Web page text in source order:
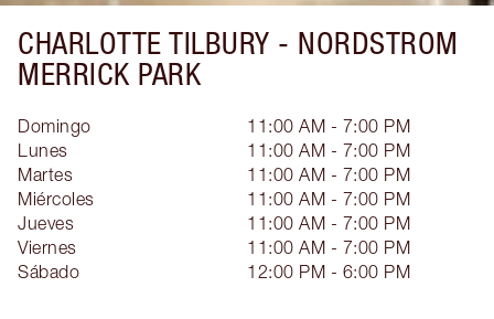
CHARLOTTE TILBURY - NORDSTROM
MERRICK PARK
Domingo
11:00 AM - 7:00 PM
Lunes
11:00 AM - 7:00 PM
Martes
11:00 AM - 7:00 PM
Miércoles
11:00 AM - 7:00 PM
Jueves
11:00 AM - 7:00 PM
Viernes
11:00 AM - 7:00 PM
Sábado
12:00 PM - 6:00 PM